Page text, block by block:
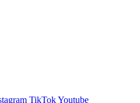
TikTokYoutube